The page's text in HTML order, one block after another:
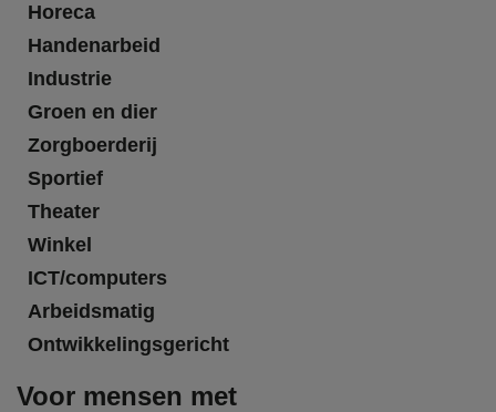
Horeca
Handenarbeid
Industrie
Groen en dier
Zorgboerderij
Sportief
Theater
Winkel
ICT/computers
Arbeidsmatig
Ontwikkelingsgericht
Voor mensen met